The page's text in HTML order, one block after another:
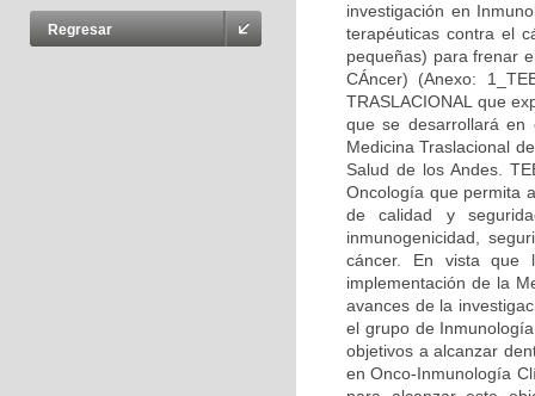
Regresar
investigación en
terapéuticas contra el
pequeñas) para frenar
CÁncer) (Anexo:
TRASLACIONAL que
que se desarrollará
Medicina Traslacional
Salud de los Andes.
Oncología que permita
de calidad y
inmunogenicidad,
cáncer. En vista que
implementación de la
avances de la
el grupo de
objetivos a alcanzar
en Onco-Inmunología